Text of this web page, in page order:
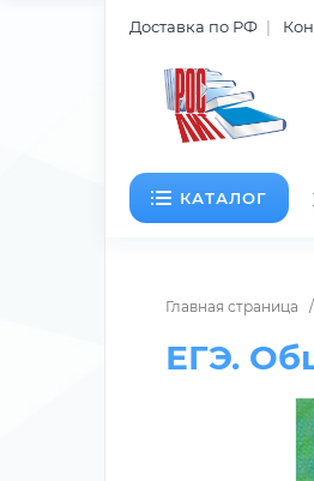
Доставка по РФ
КАТАЛОГ
Главная страница
ЕГЭ.